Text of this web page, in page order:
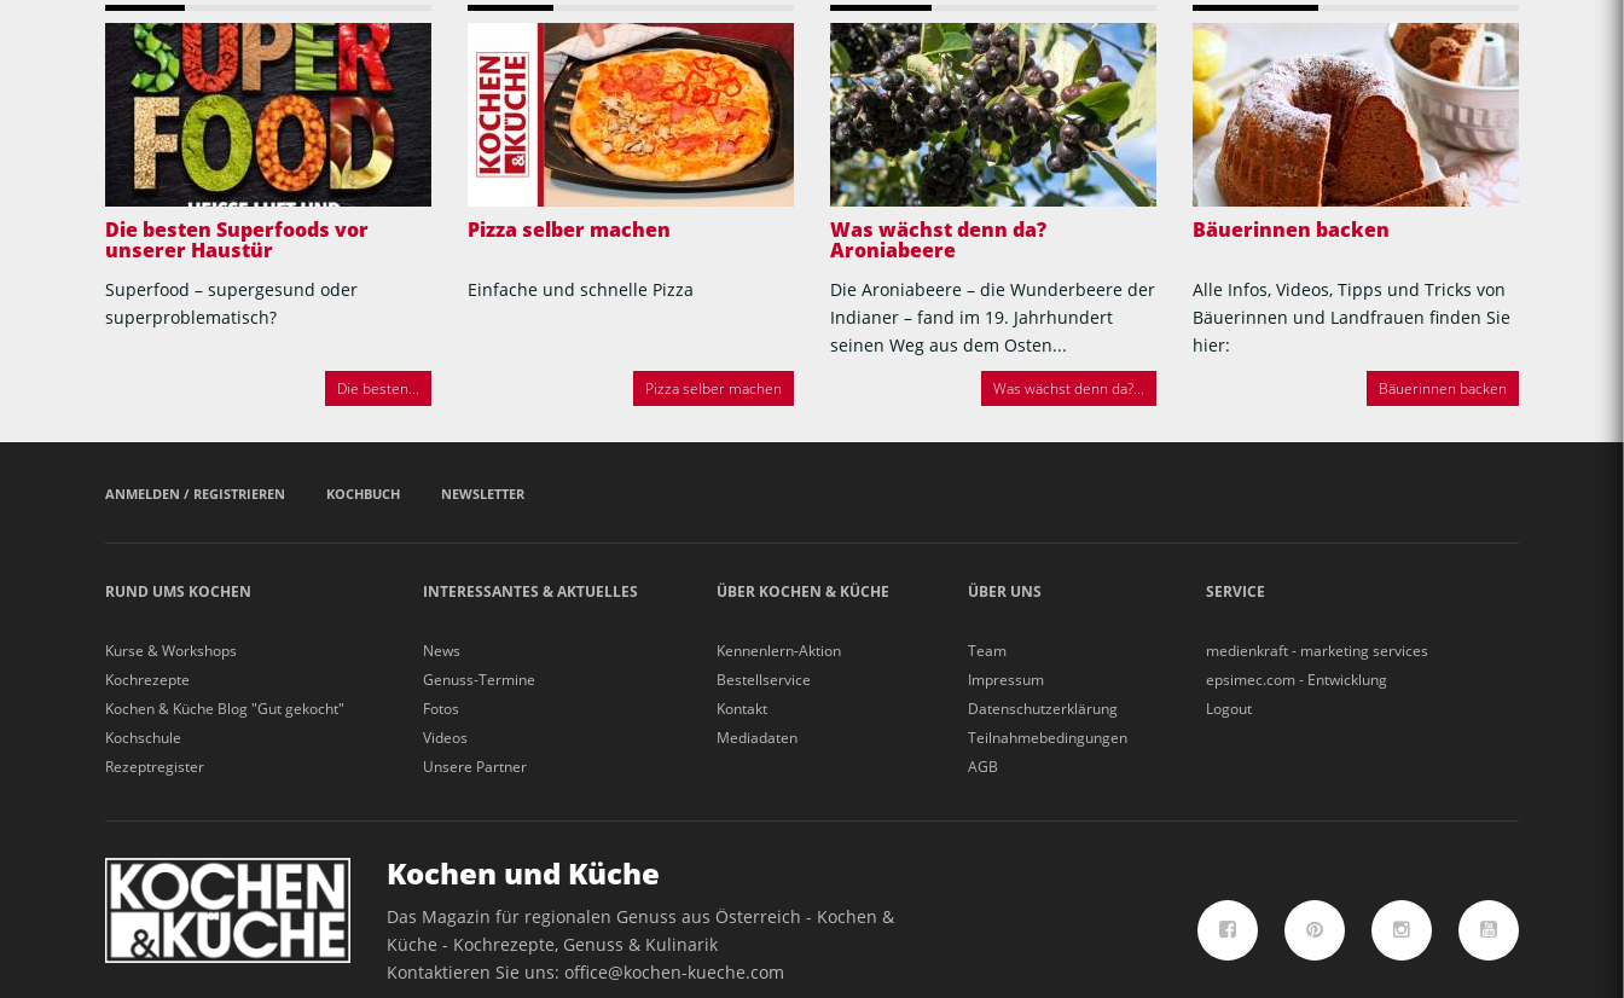
Die besten Superfoods vor
unserer Haustür
Superfood – supergesund oder
superproblematisch?
Die besten...
Pizza selber machen
Einfache und schnelle Pizza
Pizza selber machen
Was wächst denn da?
Aroniabeere
Die Aroniabeere – die Wunderbeere der
Indianer – fand im 19. Jahrhundert
seinen Weg aus dem Osten...
Was wächst denn da?...
Bäuerinnen backen
Alle Infos, Videos, Tipps und Tricks von
Bäuerinnen und Landfrauen finden Sie
hier:
Bäuerinnen backen
ANMELDEN / REGISTRIEREN KOCHBUCH NEWSLETTER
RUND UMS KOCHEN
Kurse & Workshops
Kochrezepte
Kochen & Küche Blog "Gut gekocht"
Kochschule
Rezeptregister
INTERESSANTES & AKTUELLES
News
Genuss-Termine
Fotos
Videos
Unsere Partner
ÜBER KOCHEN & KÜCHE
Kennenlern-Aktion
Bestellservice
Kontakt
Mediadaten
ÜBER UNS
Team
Impressum
Datenschutzerklärung
Teilnahmebedingungen
AGB
SERVICE
medienkraft - marketing services
epsimec.com - Entwicklung
Logout
Kochen und Küche
Das Magazin für regionalen Genuss aus Österreich - Kochen &
Küche - Kochrezepte, Genuss & Kulinarik
Kontaktieren Sie uns:office@kochen-kueche.com